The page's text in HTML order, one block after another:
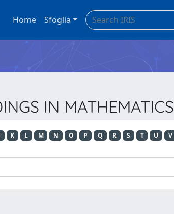
Home Sfoglia
IN MATHEMATICS
K L M N O P Q R S T U V